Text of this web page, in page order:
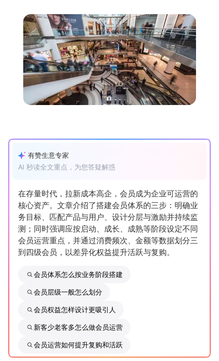
新零售大会 新零售茶会
新零售私享会 门店经营增长公开课
AllValue 战略合作
增长产品指南
产品更新动态 帮助中心
行业洞察
新零售资讯
培训课程
私域课程 新零售内参
增长俱乐部
商家社区 社群交流
合作共进
有赞生意专家
AI 秒读全文重点，为您答疑解惑
在存量时代，拉新成本高企，会员成为企业可运营的
核心资产。文章介绍了搭建会员体系的三步：明确业
务目标、匹配产品与用户、设计分层与激励并持续监
测；同时强调应按启动、成长、成熟等阶段设定不同
会员运营重点，并通过消费频次、金额等数据划分三
到四级会员，以差异化权益提升活跃与复购。
会员体系怎么按业务阶段搭建
会员层级一般怎么划分
会员权益怎样设计更吸引人
新客少老客多怎么做会员运营
会员运营如何提升复购和活跃